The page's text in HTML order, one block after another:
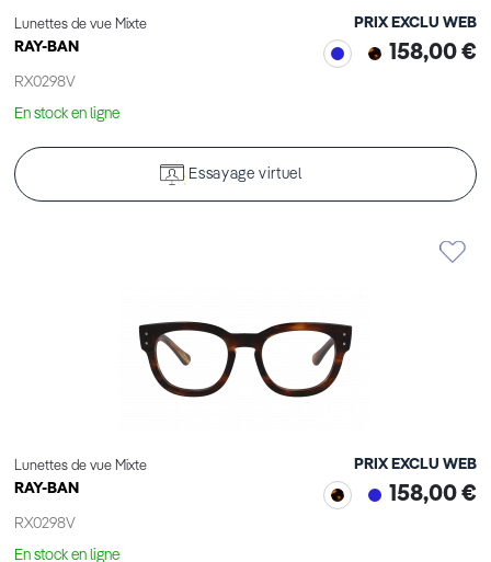
Lunettes de vue Mixte
RAY-BAN
RX0298V
PRIX EXCLU WEB
158,00 €
En stock en ligne
Essayage virtuel
Lunettes de vue Mixte
RAY-BAN
RX0298V
PRIX EXCLU WEB
158,00 €
En stock en ligne